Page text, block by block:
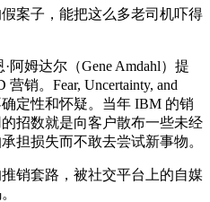
案子，能把这么多老司机吓得
阿姆达尔（Gene Amdahl）提
销。Fear, Uncertainty, and
定性和怀疑。当年 IBM 的销
招数就是向客户散布一些未经
担损失而不敢去尝试新事物。
销套路，被社交平台上的自媒